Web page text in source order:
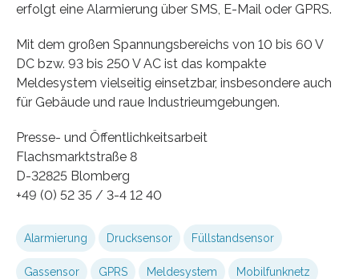
erfolgt eine Alarmierung über SMS, E-Mail oder GPRS.
Mit dem großen Spannungsbereichs von 10 bis 60 V
DC bzw. 93 bis 250 V AC ist das kompakte
Meldesystem vielseitig einsetzbar, insbesondere auch
für Gebäude und raue Industrieumgebungen.
Presse- und Öffentlichkeitsarbeit
Flachsmarktstraße 8
D-32825 Blomberg
+49 (0) 52 35 / 3-4 12 40
Alarmierung Drucksensor Füllstandsensor
Gassensor GPRS Meldesystem Mobilfunknetz